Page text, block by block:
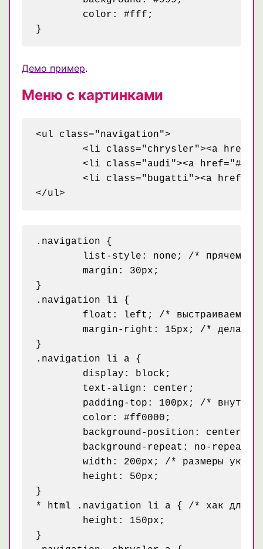
Демо пример.
Меню с картинками
<ul class="navigation">
.navigation {
}
.navigation li {
}
.navigation li a {
}
* html .navigation li a { /* хак для IE6,
}